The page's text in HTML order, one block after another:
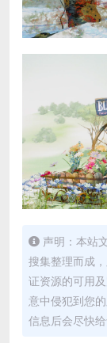
声明：本站
搜集整理而成
证资源的可用
意中侵犯到您
信息后会尽快给